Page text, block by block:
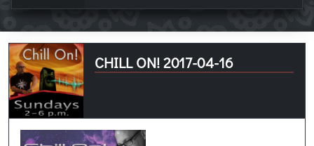
CHILL ON! 2017-04-16